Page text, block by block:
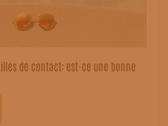
de contact: est-ce une bonne